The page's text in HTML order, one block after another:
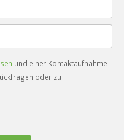
und einer Kontaktaufnahme
oder zu